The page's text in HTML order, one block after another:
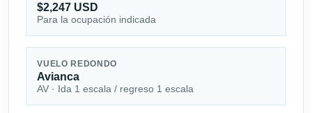
$2,247 USD
Para la ocupación indicada
VUELO REDONDO
Avianca
AV · Ida 1 escala / regreso 1 escala